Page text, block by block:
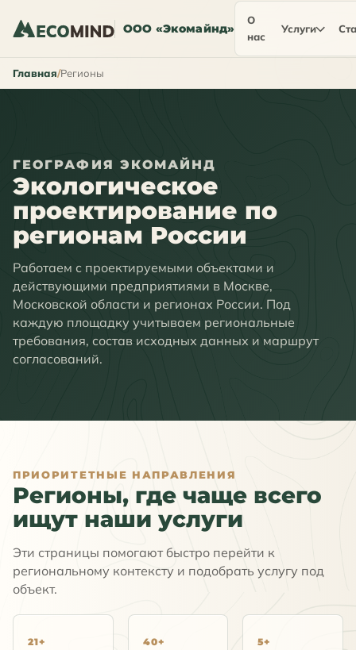
ООО «Экомайнд»
О
нас
Услуги
Главная Регионы
ГЕОГРАФИЯ ЭКОМАЙНД
Экологическое
проектирование по
регионам России
Работаем с проектируемыми объектами и
действующими предприятиями в Москве,
Московской области и регионах России. Под
каждую площадку учитываем региональные
требования, состав исходных данных и маршрут
согласований.
ПРИОРИТЕТНЫЕ НАПРАВЛЕНИЯ
Регионы, где чаще всего
ищут наши услуги
Эти страницы помогают быстро перейти к
региональному контексту и подобрать услугу под
объект.
21+
40+
5+